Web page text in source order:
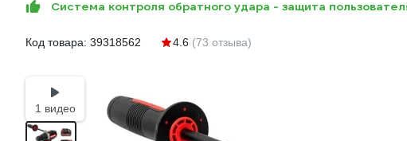
Система контроля обратного удара - защита
Код товара: 39318562 4.6 (73 отзыва)
1 видео